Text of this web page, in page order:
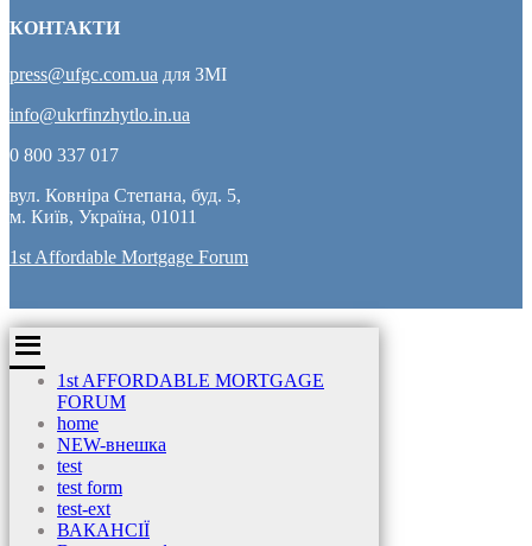
КОНТАКТИ
press@ufgc.com.ua для ЗМІ
info@ukrfinzhytlo.in.ua
0 800 337 017
вул. Ковніра Степана, буд. 5,
м. Київ, Україна, 01011
1st Affordable Mortgage Forum
1st AFFORDABLE MORTGAGE
FORUM
home
NEW-внешка
test
test form
test-ext
ВАКАНСІЇ